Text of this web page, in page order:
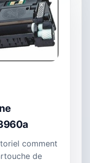
comment
de